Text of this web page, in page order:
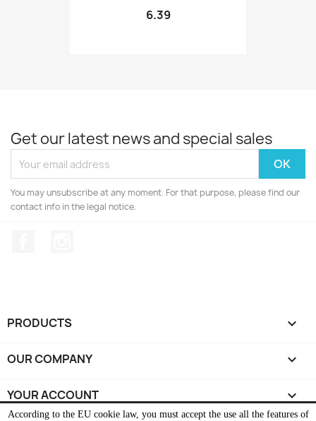
According to the EU cookie law, you must accept the use all the features of
6.39
Get our latest news and special sales
You may unsubscribe at any moment. For that purpose, please find our
contact info in the legal notice.
PRODUCTS 
OUR COMPANY 
YOUR ACCOUNT 